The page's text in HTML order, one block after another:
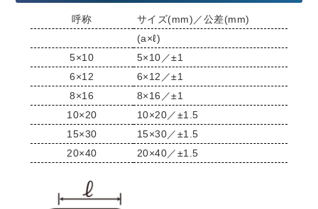
呼称
サイズ(mm)／公差(mm)
(a×ℓ)
5×10
5×10／±1
6×12
6×12／±1
8×16
8×16／±1
10×20
10×20／±1.5
15×30
15×30／±1.5
20×40
20×40／±1.5